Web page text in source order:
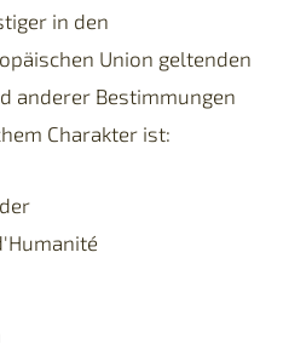
in den
Union geltenden
anderer Bestimmungen
Charakter ist: